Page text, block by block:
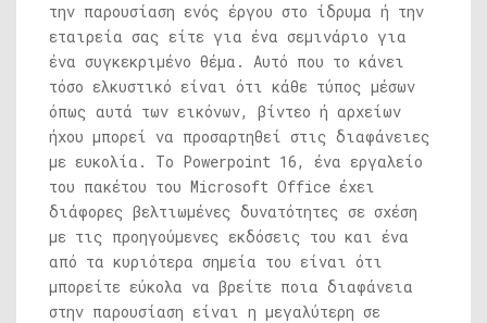
την παρουσίαση ενός έργου στο ίδρυμα ή την
εταιρεία σας είτε για ένα σεμινάριο για
ένα συγκεκριμένο θέμα. Αυτό που το κάνει
τόσο ελκυστικό είναι ότι κάθε τύπος μέσων
όπως αυτά των εικόνων, βίντεο ή αρχείων
ήχου μπορεί να προσαρτηθεί στις διαφάνειες
με ευκολία. Το Powerpoint 16, ένα εργαλείο
του πακέτου του Microsoft Office έχει
διάφορες βελτιωμένες δυνατότητες σε σχέση
με τις προηγούμενες εκδόσεις του και ένα
από τα κυριότερα σημεία του είναι ότι
μπορείτε εύκολα να βρείτε ποια διαφάνεια
στην παρουσίαση είναι η μεγαλύτερη σε